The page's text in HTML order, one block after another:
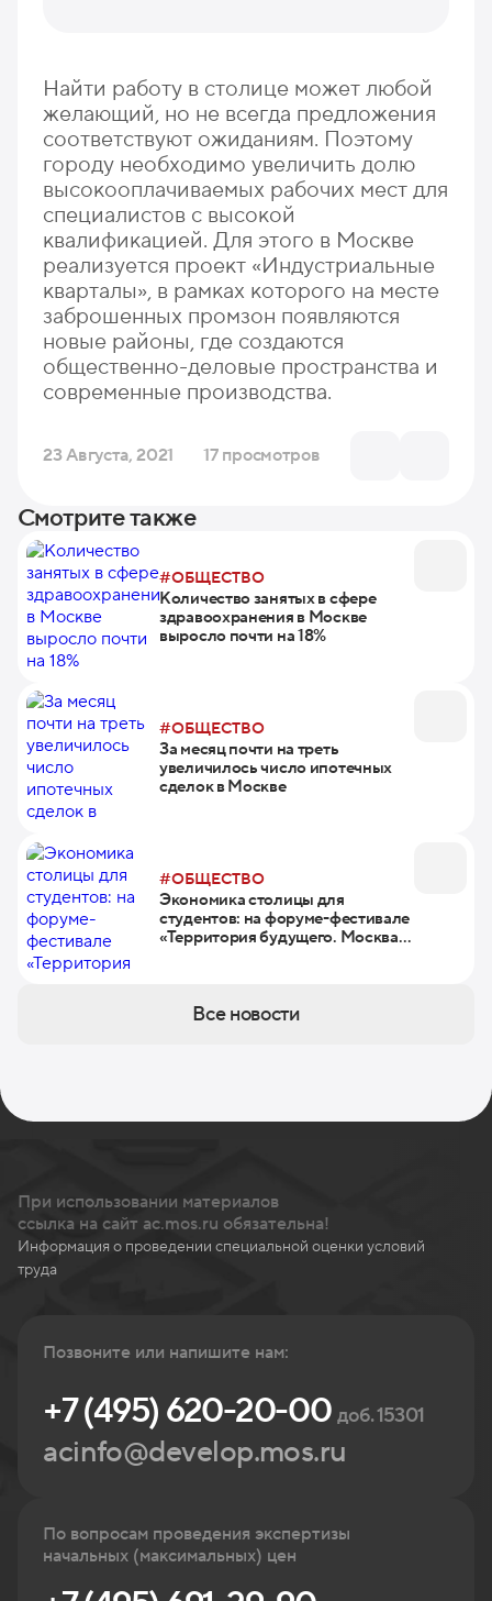
Найти работу в столице может любой
желающий, но не всегда предложения
соответствуют ожиданиям. Поэтому
городу необходимо увеличить долю
высокооплачиваемых рабочих мест для
специалистов с высокой
квалификацией. Для этого в Москве
реализуется проект «Индустриальные
кварталы», в рамках которого на месте
заброшенных промзон появляются
новые районы, где создаются
общественно-деловые пространства и
современные производства.
23 Августа, 2021 17 просмотров
Смотрите также
#ОБЩЕСТВО
Количество занятых в сфере
здравоохранения в Москве
выросло почти на 18%
#ОБЩЕСТВО
За месяц почти на треть
увеличилось число ипотечных
сделок в Москве
#ОБЩЕСТВО
Экономика столицы для
студентов: на форуме-фестивале
«Территория будущего. Москва
Все новости
При использовании материалов
ссылка на сайт ac.mos.ru обязательна!
Информация о проведении специальной оценки условий
труда
Позвоните или напишите нам:
+7 (495) 620-20-00доб. 15301
acinfo@develop.mos.ru
По вопросам проведения экспертизы
начальных (максимальных) цен